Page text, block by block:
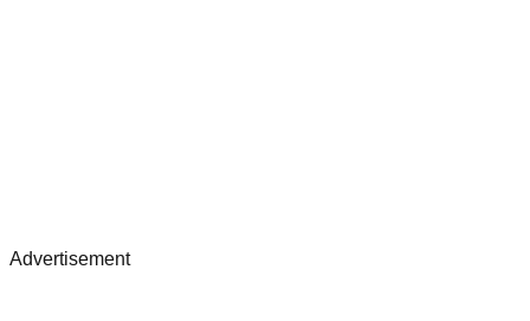
Advertisement